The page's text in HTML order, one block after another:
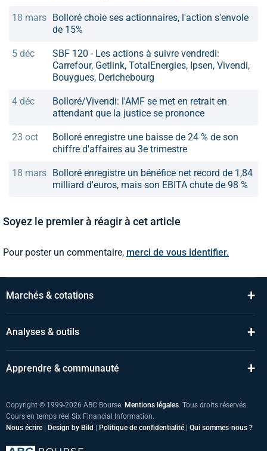
18 mars Bolloré choie ses actionnaires, l'action s'envole
de 15%
5 déc
SBF 120 - Les actions à suivre vendredi:
Carrefour, Getlink, TotalEnergies, Ipsen, Vivendi,
Bouygues, Derichebourg
4 déc
Bolloré/Vivendi: l'AMF se met en retrait en
attendant que la justice se prononce
23 oct
Bolloré enregistre une baisse de 24 % de son
chiffre d'affaires au 3e trimestre
18 mars Bolloré enregistre un bénéfice net record de 1,84
milliard d'euros, mais son EBITA chute de 98 %
Soyez le premier à réagir à cet article
Pour poster un commentaire, merci de vous identifier.
Marchés & cotations +
Analyses & outils +
Apprendre & communauté +
Copyright © 1999-2026 ABC Bourse. Mentions légales. Tous droits réservés.
Cours en temps réel Six Financial Information.
Nous écrire | Design by Bild | Politique de confidentialité | Qui sommes-nous ?